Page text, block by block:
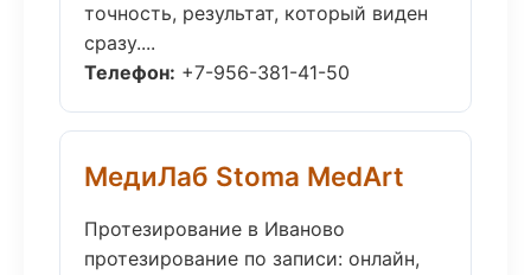
точность, результат, который виден
сразу....
Телефон: +7-956-381-41-50
МедиЛаб Stoma MedArt
Протезирование в Иваново
протезирование по записи: онлайн,